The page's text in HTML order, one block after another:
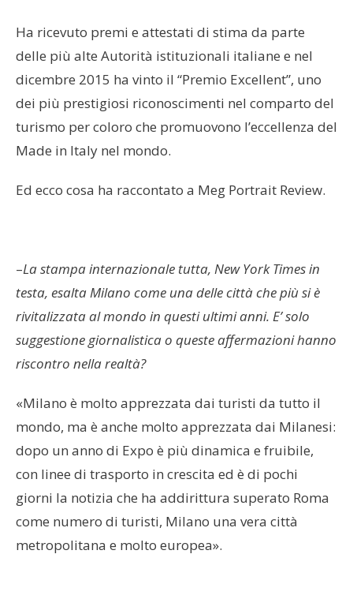
Ha ricevuto premi e attestati di stima da parte
delle più alte Autorità istituzionali italiane e nel
dicembre 2015 ha vinto il “Premio Excellent”, uno
dei più prestigiosi riconoscimenti nel comparto del
turismo per coloro che promuovono l’eccellenza del
Made in Italy nel mondo.
Ed ecco cosa ha raccontato a Meg Portrait Review.
–La stampa internazionale tutta, New York Times in
testa, esalta Milano come una delle città che più si è
rivitalizzata al mondo in questi ultimi anni. E’ solo
suggestione giornalistica o queste affermazioni hanno
riscontro nella realtà?
«Milano è molto apprezzata dai turisti da tutto il
mondo, ma è anche molto apprezzata dai Milanesi:
dopo un anno di Expo è più dinamica e fruibile,
con linee di trasporto in crescita ed è di pochi
giorni la notizia che ha addirittura superato Roma
come numero di turisti, Milano una vera città
metropolitana e molto europea».